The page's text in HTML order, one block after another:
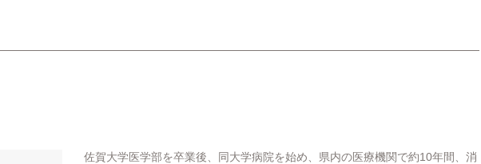
佐賀大学医学部を卒業後、同大学病院を始め、県内の医療機関で約10年間、消